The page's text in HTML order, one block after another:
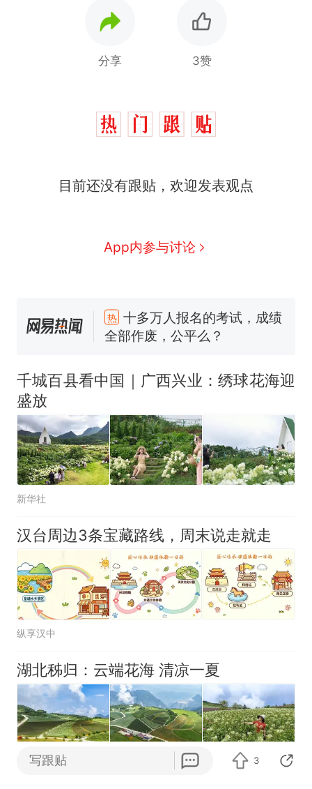
分享 3赞
目前还没有跟贴，欢迎发表观点
App内参与讨论
新 全球唯一没有法定首都的国
家，刚改国名，总统就邀请中
线一圈，还曾两次到中国寻根
的抢着买
纪录 带来严重影响
视频丨只要一枚命中就能让航
母瘫痪 轰-6J实力有多强？
大雨将至一家老小6分钟抢收完
1千斤稻谷
全部作废，公平么？
千城百县看中国｜广西兴业：绣球花海迎
盛放
新华社
汉台周边3条宝藏路线，周末说走就走
纵享汉中
湖北秭归：云端花海 清凉一夏
环球网资讯
写跟贴 3